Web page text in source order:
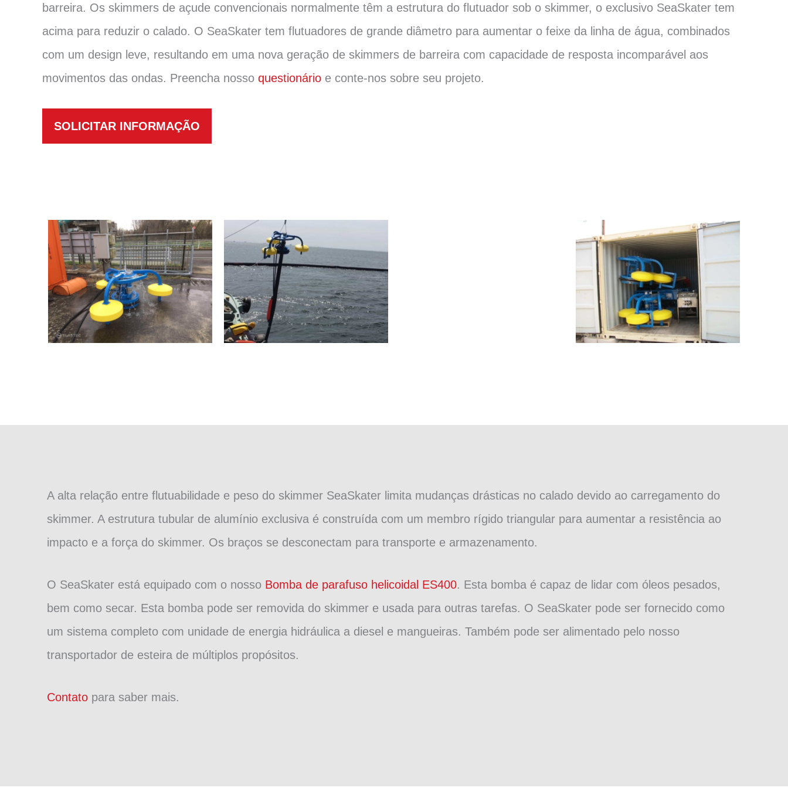
barreira. Os skimmers de açude convencionais normalmente têm a estrutura do flutuador sob o skimmer, o exclusivo SeaSkater tem
acima para reduzir o calado. O SeaSkater tem flutuadores de grande diâmetro para aumentar o feixe da linha de água, combinados
com um design leve, resultando em uma nova geração de skimmers de barreira com capacidade de resposta incomparável aos
movimentos das ondas. Preencha nosso questionário e conte-nos sobre seu projeto.
SOLICITAR INFORMAÇÃO
A alta relação entre flutuabilidade e peso do skimmer SeaSkater limita mudanças drásticas no calado devido ao carregamento do
skimmer. A estrutura tubular de alumínio exclusiva é construída com um membro rígido triangular para aumentar a resistência ao
impacto e a força do skimmer. Os braços se desconectam para transporte e armazenamento.
O SeaSkater está equipado com o nosso Bomba de parafuso helicoidal ES400. Esta bomba é capaz de lidar com óleos pesados,
bem como secar. Esta bomba pode ser removida do skimmer e usada para outras tarefas. O SeaSkater pode ser fornecido como
um sistema completo com unidade de energia hidráulica a diesel e mangueiras. Também pode ser alimentado pelo nosso
transportador de esteira de múltiplos propósitos.
Contato para saber mais.